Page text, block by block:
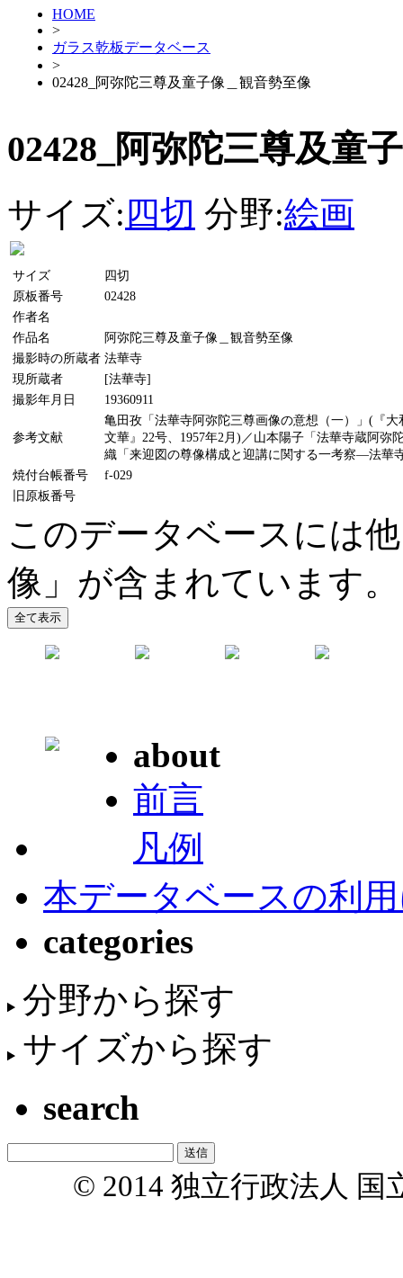
HOME
>
ガラス乾板データベース
>
02428_阿弥陀三尊及童子像＿観音勢至像
02428_阿弥陀三尊及童
サイズ: 四切 分野:絵画
サイズ
四切
原板番号
02428
作者名
作品名
阿弥陀三尊及童子像＿観音勢至像
撮影時の所蔵者 法華寺
現所蔵者
[法華寺]
撮影年月日
19360911
参考文献
亀田孜「法華寺阿弥陀三尊画像の意想（一）」(『
文華』22号、1957年2月)／山本陽子「法華寺蔵阿弥
織「来迎図の尊像構成と迎講に関する一考察―法華
焼付台帳番号
f-029
旧原板番号
このデータベースには
像」が含まれています。
about
前言
凡例
本データベースの利
categories
分野から探す
サイズから探す
search
© 2014 独立行政法人 国